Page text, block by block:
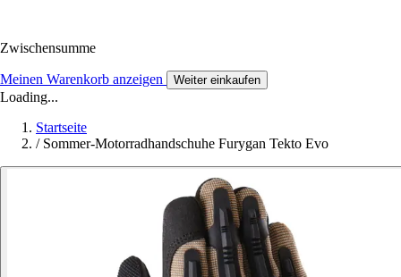
Zwischensumme
Meinen Warenkorb anzeigen Weiter einkaufen
Loading...
Startseite
/ Sommer-Motorradhandschuhe Furygan Tekto Evo